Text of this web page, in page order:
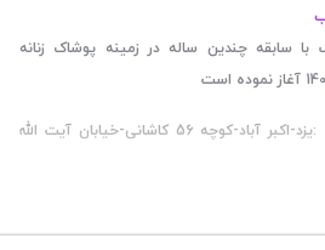
با سابقه چندین ساله در زمینه پوشاک زنانه
تلفن : 03536243291 | آدرس :یزد-اکبر آباد-کوچه 56 کاشانی-خیابان آیت الله